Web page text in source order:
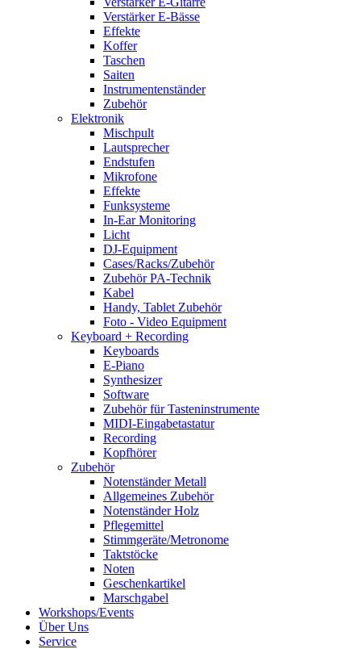
Verstärker E-Bässe
Effekte
Koffer
Taschen
Saiten
Instrumentenständer
Zubehör
Elektronik
Mischpult
Lautsprecher
Endstufen
Mikrofone
Effekte
Funksysteme
In-Ear Monitoring
Licht
DJ-Equipment
Cases/Racks/Zubehör
Zubehör PA-Technik
Kabel
Handy, Tablet Zubehör
Foto - Video Equipment
Keyboard + Recording
Keyboards
E-Piano
Synthesizer
Software
Zubehör für Tasteninstrumente
MIDI-Eingabetastatur
Recording
Kopfhörer
Zubehör
Notenständer Metall
Allgemeines Zubehör
Notenständer Holz
Pflegemittel
Stimmgeräte/Metronome
Taktstöcke
Noten
Geschenkartikel
Marschgabel
Workshops/Events
Über Uns
Service